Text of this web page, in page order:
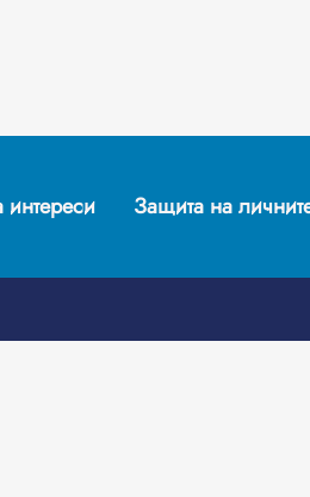
интереси Защита на